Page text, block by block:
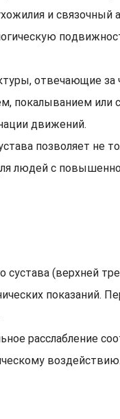
и
отвечающие за
или
движений.
позволяет
людей с
(верхней
расслабление